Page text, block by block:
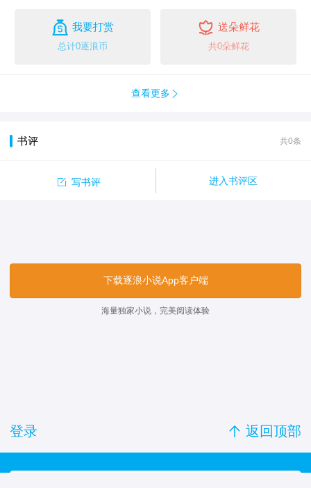
 我要打赏
总计0逐浪币
 送朵鲜花
共0朵鲜花
查看更多 
书评 共0条
 写书评 进入书评区
下载逐浪小说App客户端
海量独家小说，完美阅读体验
登录  返回顶部